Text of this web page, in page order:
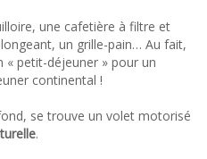
une cafetière à filtre et
un grille-pain… Au fait,
« petit-déjeuner » pour un
continental !
se trouve un volet motorisé
.